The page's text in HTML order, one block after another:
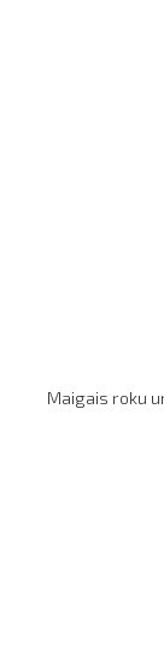
Maigais roku